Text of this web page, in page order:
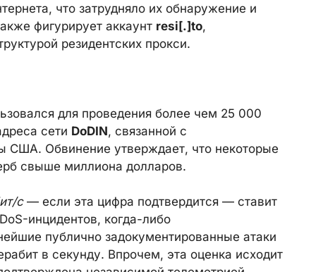
что затрудняло их обнаружение и
фигурирует аккаунт resi[.]to,
резидентских прокси.
для проведения более чем 25 000
сети DoDIN, связанной с
США. Обвинение утверждает, что некоторые
свыше миллиона долларов.
с— если эта цифра подтвердится — ставит
инцидентов, когда-либо
публично задокументированные атаки
в секунду. Впрочем, эта оценка исходит